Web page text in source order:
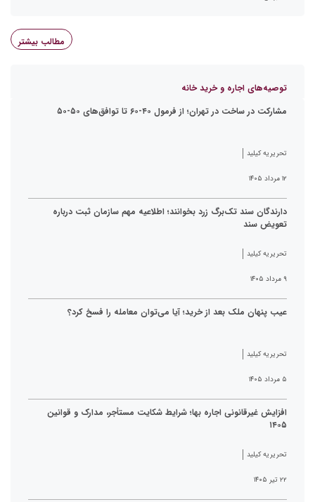
مطالب بیشتر
توصیه‌های اجاره و خرید خانه
مشارکت در ساخت در تهران؛ از فرمول ۴۰-۶۰ تا توافق‌های ۵۰-۵۰
تحریریه کیلید
۱۲ مرداد ۱۴۰۵
دارندگان سند تک‌برگ زرد بخوانند؛ اطلاعیه مهم سازمان ثبت درباره
تعویض سند
تحریریه کیلید
۹ مرداد ۱۴۰۵
عیب پنهان ملک بعد از خرید؛ آیا می‌توان معامله را فسخ کرد؟
تحریریه کیلید
۵ مرداد ۱۴۰۵
افزایش غیرقانونی اجاره بها؛ شرایط شکایت مستأجر، مدارک و قوانین
۱۴۰۵
تحریریه کیلید
۲۲ تیر ۱۴۰۵